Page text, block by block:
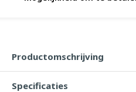
Productomschrijving
Specificaties